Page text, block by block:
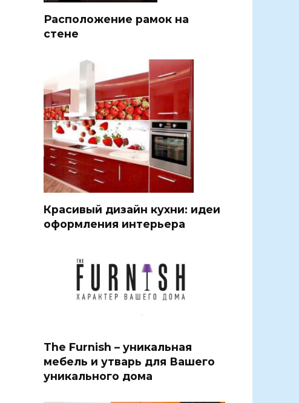
Расположение рамок на
стене
Красивый дизайн кухни: идеи
оформления интерьера
The Furnish – уникальная
мебель и утварь для Вашего
уникального дома